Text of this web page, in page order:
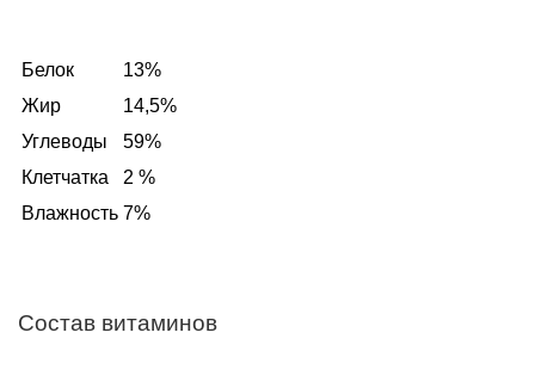
Белок
13%
Жир
14,5%
Углеводы
59%
Клетчатка
2 %
Влажность 7%
Состав витаминов